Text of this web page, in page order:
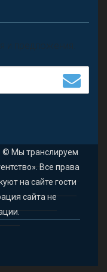
и предложения.
© Мы транслируем
Все права
на сайте гости
сайта не